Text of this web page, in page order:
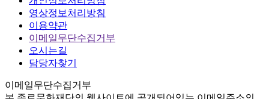
영상정보처리방침
이용약관
이메일무단수집거부
오시는길
담당자찾기
이메일무단수집거부